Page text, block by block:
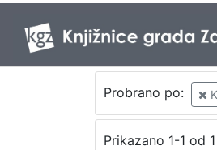
Probrano po:
Prikazano 1-1 od